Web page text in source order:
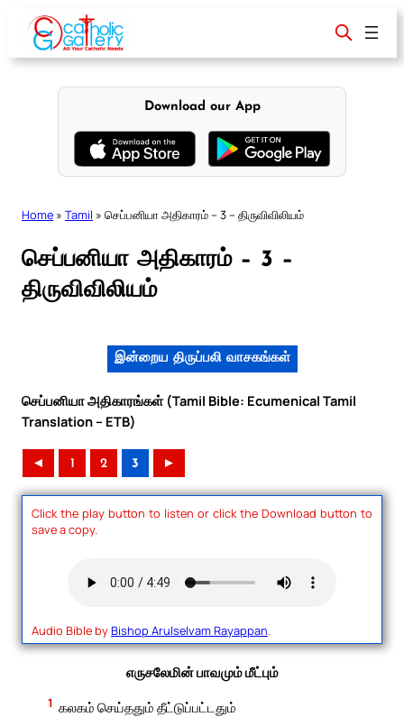
content
Download our App
Home » Tamil » செப்பனியா அதிகாரம் – 3 – திருவிவிலியம்
செப்பனியா அதிகாரம் – 3 –
திருவிவிலியம்
இன்றைய திருப்பலி வாசகங்கள்
செப்பனியா அதிகாரங்கள் (Tamil Bible: Ecumenical Tamil
Translation – ETB)
◄ 1 2 3 ►
Click the play button to listen or click the Download button to
save a copy.
Audio Bible byBishop Arulselvam Rayappan.
எருசலேமின் பாவமும் மீட்பும்
1 கலகம் செய்ததும் தீட்டுப்பட்டதும்